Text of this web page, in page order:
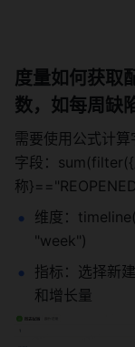
度量如何获取
数，如每周缺
需要使用公式计
字段：
称
维度：
"week")
指标：选择新
和增长量